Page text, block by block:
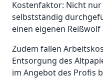
Kostenfaktor: Nicht
selbstständig
einen eigenen Reißwolf
Zudem fallen
Entsorgung des
im Angebot des Profis